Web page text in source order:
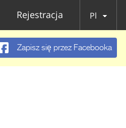
Rejestracja Pl
Zapisz się przez Facebooka